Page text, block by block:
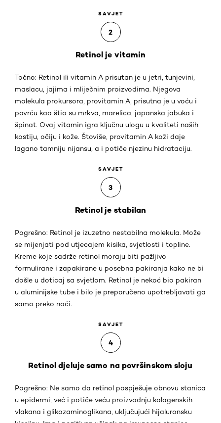
SAVJET
2
Retinol je vitamin
Točno: Retinol ili vitamin A prisutan je u jetri, tunjevini,
maslacu, jajima i mliječnim proizvodima. Njegova
molekula prokursora, provitamin A, prisutna je u voću i
povrću kao štio su mrkva, marelica, japanska jabuka i
špinat. Ovaj vitamin igra ključnu ulogu u kvaliteti naših
kostiju, očiju i kože. Štoviše, provitamin A koži daje
lagano tamniju nijansu, a i potiče njezinu hidrataciju.
SAVJET
3
Retinol je stabilan
Pogrešno: Retinol je izuzetno nestabilna molekula. Može
se mijenjati pod utjecajem kisika, svjetlosti i topline.
Kreme koje sadrže retinol moraju biti pažljivo
formulirane i zapakirane u posebna pakiranja kako ne bi
došle u doticaj sa svjetlom. Retinol je nekoć bio pakiran
u aluminijske tube i bilo je preporučeno upotrebljavati ga
samo preko noći.
SAVJET
4
Retinol djeluje samo na površinskom sloju
Pogrešno: Ne samo da retinol pospješuje obnovu stanica
u epidermi, već i potiče veću proizvodnju kolagenskih
vlakana i glikozaminoglikana, uključujući hijaluronsku